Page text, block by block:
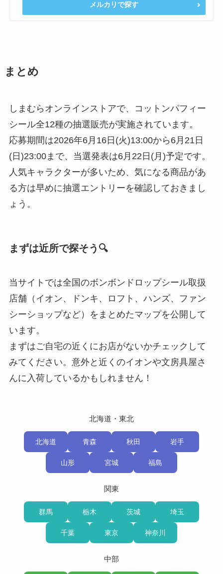
メルカリで探す
まとめ
しまむらオンラインストアで、コットンパフィー
シール全12種の抽選販売が実施されています。
応募期間は2026年6月16日(火)13:00から6月21日
(日)23:00まで、当選発表は6月22日(月)予定です。
人気キャラクターが多いため、気になる商品があ
る方は早めに抽選エントリーを確認しておきまし
ょう。
まずは近所で探そう🔍
当サイトでは全国のボンボンドロップシール取扱
店舗（イオン、ドンキ、ロフト、ハンズ、ファン
シーショップなど）をまとめたマップを公開して
います。
まずはご自宅の近くにお店がないかチェックして
みてください。意外と近くのイオンや文房具屋さ
んに入荷しているかもしれません！
北海道・東北
北海道 青森 秋田 岩手
山形 宮城 福島
関東
群馬 栃木 茨城 埼玉
千葉 東京 神奈川
中部